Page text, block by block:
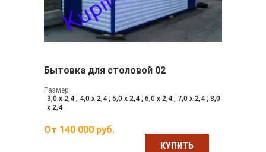
Бытовка для столовой 02
Размер:
3,0 х 2,4 ; 4,0 х 2,4 ; 5,0 х 2,4 ; 6,0 х 2,4 ; 7,0 х 2,4 ; 8,0
х 2,4
От 140 000 руб.
КУПИТЬ